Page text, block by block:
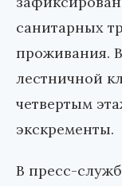
санитарных
проживания.
лестничной
четвертым
экскременты.
В пресс-